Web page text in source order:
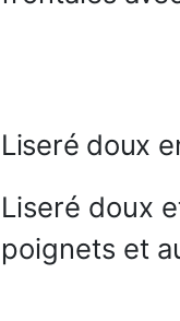
Liseré doux
Liseré doux
poignets et